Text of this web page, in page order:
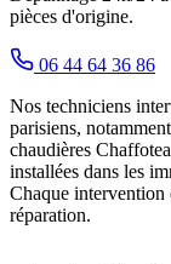
pièces d'origine.
06 44 64 36 86
Nos techniciens
parisiens,
chaudières
installées dans les
Chaque intervention
réparation.